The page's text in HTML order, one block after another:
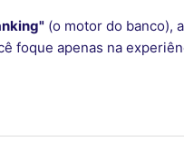
(o motor do banco), a
foque apenas na